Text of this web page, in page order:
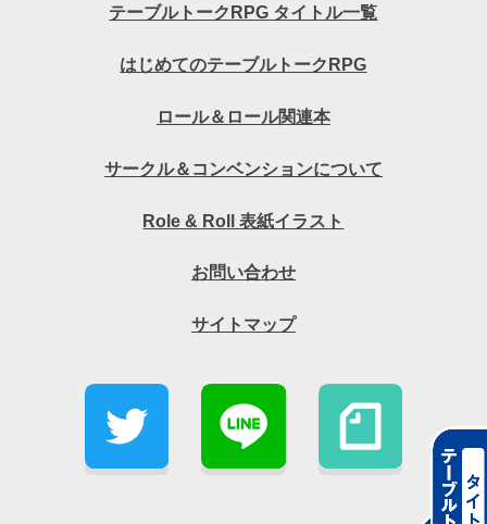
テーブルトークRPG タイトル一覧
はじめてのテーブルトークRPG
ロール＆ロール関連本
サークル＆コンベンションについて
Role & Roll 表紙イラスト
お問い合わせ
サイトマップ